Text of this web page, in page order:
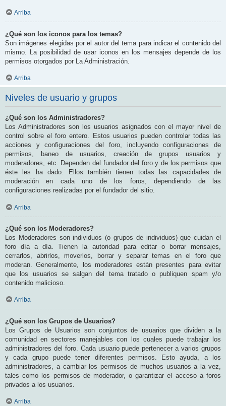
Arriba
¿Qué son los iconos para los temas?
Son imágenes elegidas por el autor del tema para indicar el contenido del
mismo. La posibilidad de usar iconos en los mensajes depende de los
permisos otorgados por La Administración.
Arriba
Niveles de usuario y grupos
¿Qué son los Administradores?
Los Administradores son los usuarios asignados con el mayor nivel de
control sobre el foro entero. Estos usuarios pueden controlar todas las
acciones y configuraciones del foro, incluyendo configuraciones de
permisos, baneo de usuarios, creación de grupos usuarios y
moderadores, etc. Dependen del fundador del foro y de los permisos que
éste les ha dado. Ellos también tienen todas las capacidades de
moderación en cada uno de los foros, dependiendo de las
configuraciones realizadas por el fundador del sitio.
Arriba
¿Qué son los Moderadores?
Los Moderadores son individuos (o grupos de individuos) que cuidan el
foro día a día. Tienen la autoridad para editar o borrar mensajes,
cerrarlos, abrirlos, moverlos, borrar y separar temas en el foro que
moderan. Generalmente, los moderadores están presentes para evitar
que los usuarios se salgan del tema tratado o publiquen spam y/o
contenido malicioso.
Arriba
¿Qué son los Grupos de Usuarios?
Los Grupos de Usuarios son conjuntos de usuarios que dividen a la
comunidad en sectores manejables con los cuales puede trabajar los
administradores del foro. Cada usuario puede pertenecer a varios grupos
y cada grupo puede tener diferentes permisos. Esto ayuda, a los
administradores, a cambiar los permisos de muchos usuarios a la vez,
tales como los permisos de moderador, o garantizar el acceso a foros
privados a los usuarios.
Arriba